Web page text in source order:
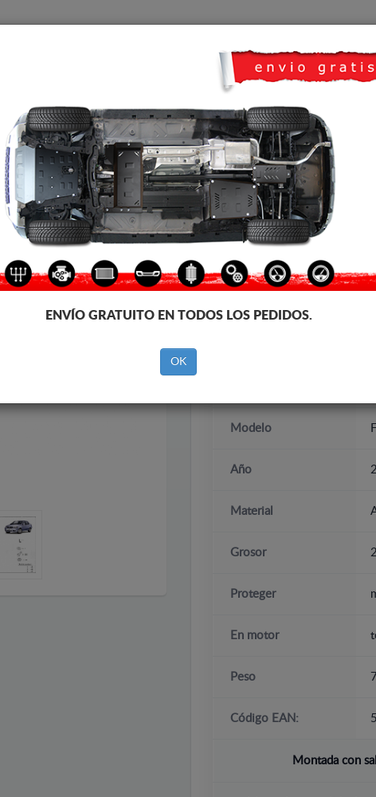
TRANSPORTE FEEDBACK
Albea
CUBRE CÁRTER METALICO FIAT
Código de producto: 07.041
170 €
151
IVA incl.
Modelo
Año
Material
Grosor
Proteger
En motor
Peso
Código EAN:
Montada con
ENVÍO GRATUITO EN TODOS LOS PEDIDOS.
OK